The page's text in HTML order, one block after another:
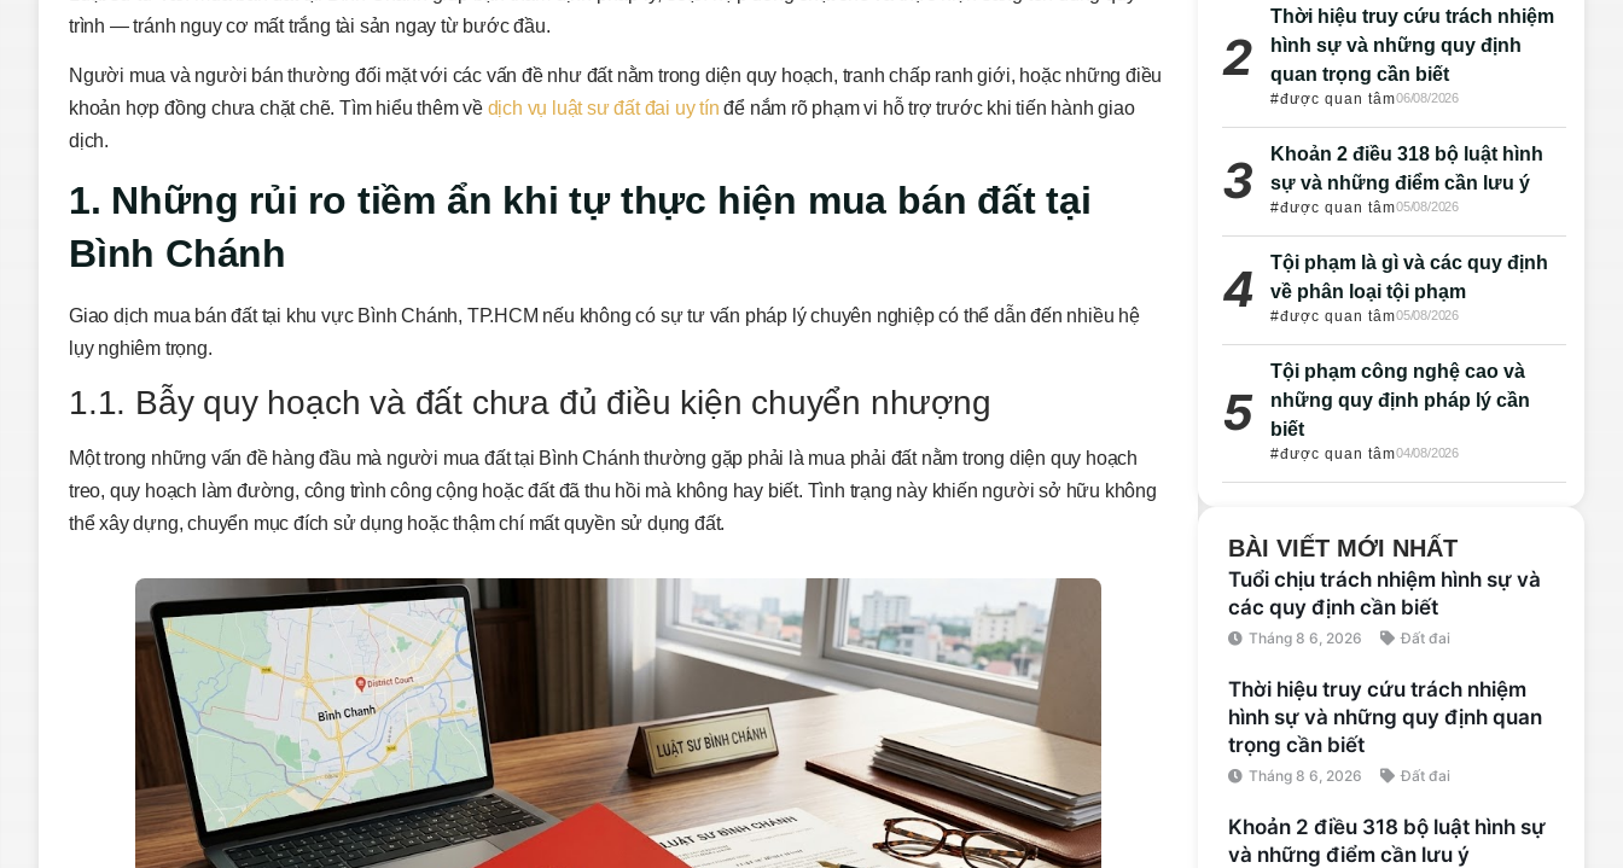
trình — tránh nguy cơ mất trắng tài sản ngay từ bước đầu.
Người mua và người bán thường đối mặt với các vấn đề như đất nằm trong diện quy hoạch, tranh chấp ranh giới, hoặc những điều
khoản hợp đồng chưa chặt chẽ. Tìm hiểu thêm về dịch vụ luật sư đất đai uy tín để nắm rõ phạm vi hỗ trợ trước khi tiến hành giao
dịch.
1. Những rủi ro tiềm ẩn khi tự thực hiện mua bán đất tại
Bình Chánh
Giao dịch mua bán đất tại khu vực Bình Chánh, TP.HCM nếu không có sự tư vấn pháp lý chuyên nghiệp có thể dẫn đến nhiều hệ
lụy nghiêm trọng.
1.1. Bẫy quy hoạch và đất chưa đủ điều kiện chuyển nhượng
Một trong những vấn đề hàng đầu mà người mua đất tại Bình Chánh thường gặp phải là mua phải đất nằm trong diện quy hoạch
treo, quy hoạch làm đường, công trình công cộng hoặc đất đã thu hồi mà không hay biết. Tình trạng này khiến người sở hữu không
thể xây dựng, chuyển mục đích sử dụng hoặc thậm chí mất quyền sử dụng đất.
Thời hiệu truy cứu trách nhiệm
hình sự và những quy định
quan trọng cần biết
#được quan tâm06/08/2026
Khoản 2 điều 318 bộ luật hình
sự và những điểm cần lưu ý
#được quan tâm05/08/2026
Tội phạm là gì và các quy định
về phân loại tội phạm
#được quan tâm05/08/2026
Tội phạm công nghệ cao và
những quy định pháp lý cần
biết
#được quan tâm04/08/2026
BÀI VIẾT MỚI NHẤT
Tuổi chịu trách nhiệm hình sự và
các quy định cần biết
Tháng 8 6, 2026 Đất đai
Thời hiệu truy cứu trách nhiệm
hình sự và những quy định quan
trọng cần biết
Tháng 8 6, 2026 Đất đai
Khoản 2 điều 318 bộ luật hình sự
và những điểm cần lưu ý